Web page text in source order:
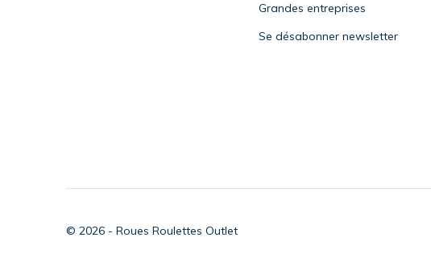
Grandes entreprises
Se désabonner newsletter
© 2026 - Roues Roulettes Outlet